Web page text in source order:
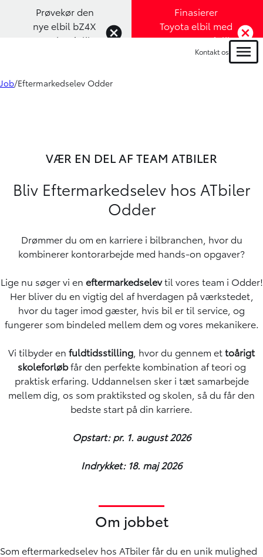
Prøvekør den
nye elbil bZ4X
Touring (Klik
Finasierer
Toyota elbil med
1,99% rente (Klik
her)
Kontakt os Menu
Job Eftermarkedselev Odder
VÆR EN DEL AF TEAM ATBILER
Bliv Eftermarkedselev hos ATbiler
Odder
Drømmer du om en karriere i bilbranchen, hvor du
kombinerer kontorarbejde med hands-on opgaver?
Lige nu søger vi en eftermarkedselevtil vores team i Odder!
Her bliver du en vigtig del af hverdagen på værkstedet,
hvor du tager imod gæster, hvis bil er til service, og
fungerer som bindeled mellem dem og vores mekanikere.
Vi tilbyder en fuldtidsstilling , hvor du gennem ettoårigt
skoleforløbfår den perfekte kombination af teori og
praktisk erfaring. Uddannelsen sker i tæt samarbejde
mellem dig, os som praktiksted og skolen, så du får den
bedste start på din karriere.
Opstart: pr. 1. august 2026
Indrykket: 18. maj 2026
Om jobbet
Som eftermarkedselev hos ATbiler får du en unik mulighed